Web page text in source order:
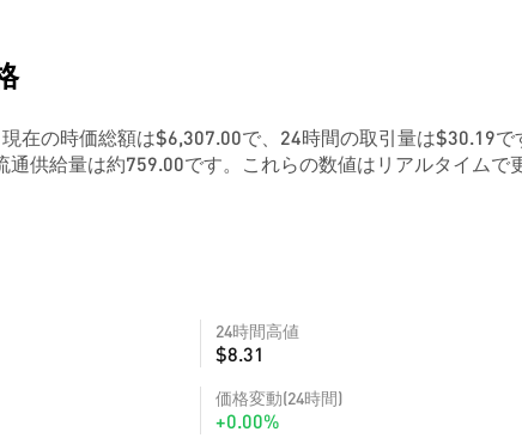
の時価総額は$6,307.00で、24時間の取引量は$30.19で
通供給量は約759.00です。これらの数値はリアルタイムで
24時間高値
$8.31
価格変動(24時間)
+0.00%